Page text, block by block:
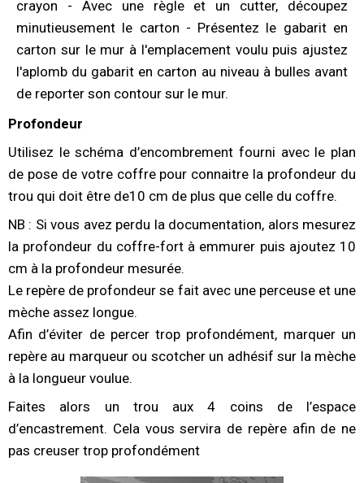
crayon - Avec une règle et un cutter, découpez
minutieusement le carton - Présentez le gabarit en
carton sur le mur à l'emplacement voulu puis ajustez
l'aplomb du gabarit en carton au niveau à bulles avant
de reporter son contour sur le mur.
Profondeur
Utilisez le schéma d’encombrement fourni avec le plan
de pose de votre coffre pour connaitre la profondeur du
trou qui doit être de10 cm de plus que celle du coffre.
NB : Si vous avez perdu la documentation, alors mesurez
la profondeur du coffre-fort à emmurer puis ajoutez 10
cm à la profondeur mesurée.
Le repère de profondeur se fait avec une perceuse et une
mèche assez longue.
Afin d’éviter de percer trop profondément, marquer un
repère au marqueur ou scotcher un adhésif sur la mèche
à la longueur voulue.
Faites alors un trou aux 4 coins de l’espace
d’encastrement. Cela vous servira de repère afin de ne
pas creuser trop profondément